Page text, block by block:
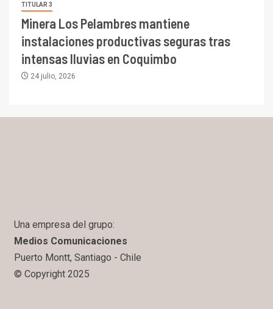
TITULAR 3
Minera Los Pelambres mantiene
instalaciones productivas seguras tras
intensas lluvias en Coquimbo
24 julio, 2026
Una empresa del grupo:
Medios Comunicaciones
Puerto Montt, Santiago - Chile
© Copyright 2025